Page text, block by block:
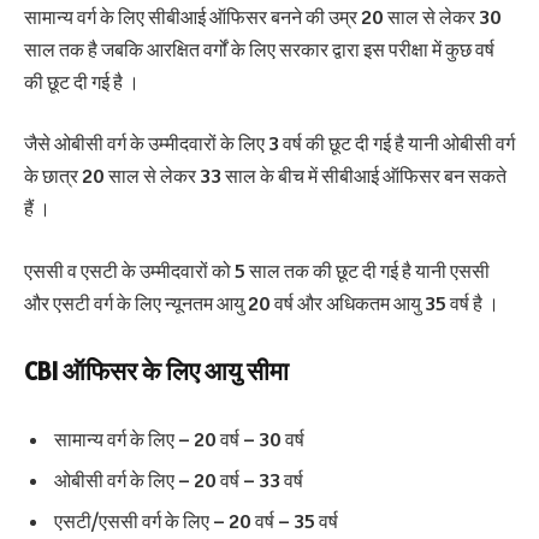
सामान्य वर्ग के लिए सीबीआई ऑफिसर बनने की उम्र 20 साल से लेकर 30
साल तक है जबकि आरक्षित वर्गों के लिए सरकार द्वारा इस परीक्षा में कुछ वर्ष
की छूट दी गई है ।
जैसे ओबीसी वर्ग के उम्मीदवारों के लिए 3 वर्ष की छूट दी गई है यानी ओबीसी वर्ग
के छात्र 20 साल से लेकर 33 साल के बीच में सीबीआई ऑफिसर बन सकते
हैं ।
एससी व एसटी के उम्मीदवारों को 5 साल तक की छूट दी गई है यानी एससी
और एसटी वर्ग के लिए न्यूनतम आयु 20 वर्ष और अधिकतम आयु 35 वर्ष है ।
CBI ऑफिसर के लिए आयु सीमा
सामान्य वर्ग के लिए – 20 वर्ष – 30 वर्ष
ओबीसी वर्ग के लिए – 20 वर्ष – 33 वर्ष
एसटी/एससी वर्ग के लिए – 20 वर्ष – 35 वर्ष